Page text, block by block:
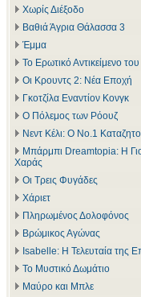
Χωρίς Διέξοδο
Βαθιά Άγρια Θάλασσα 3
Έμμα
Το Ερωτικό Αντικείμενο
Οι Κρουντς 2: Νέα Εποχή
Γκοτζίλα Εναντίον Κονγκ
Ο Πόλεμος των Ρόουζ
Νεντ Κέλι: Ο Νο.1
Μπάρμπι Dreamtopia: Η
Χαράς
Οι Τρεις Φυγάδες
Χάριετ
Πληρωμένος Δολοφόνος
Βρώμικος Αγώνας
Isabelle: Η Τελευταία της
Το Μυστικό Δωμάτιο
Μαύρο και Μπλε